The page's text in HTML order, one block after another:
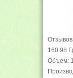
160.98
Объем: